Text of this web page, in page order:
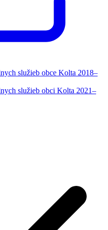
služieb obce Kolta 2018–
služieb obci Kolta 2021–